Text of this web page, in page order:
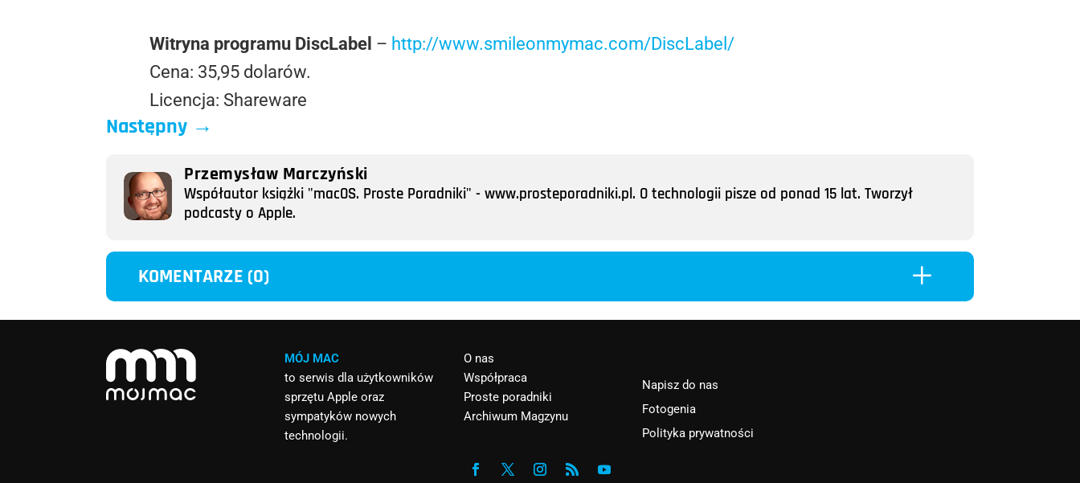
Witryna programu DiscLabel – http://www.smileonmymac.com/DiscLabel/
Cena: 35,95 dolarów.
Licencja: Shareware
Następny →
Przemysław Marczyński
Współautor książki "macOS. Proste Poradniki" - www.prosteporadniki.pl. O technologii pisze od ponad 15 lat. Tworzył
podcasty o Apple.
KOMENTARZE (0) L
MÓJ MAC
to serwis dla użytkowników
sprzętu Apple oraz
sympatyków nowych
technologii.
O nas
Współpraca
Proste poradniki
Archiwum Magzynu
Napisz do nas
Fotogenia
Polityka prywatności